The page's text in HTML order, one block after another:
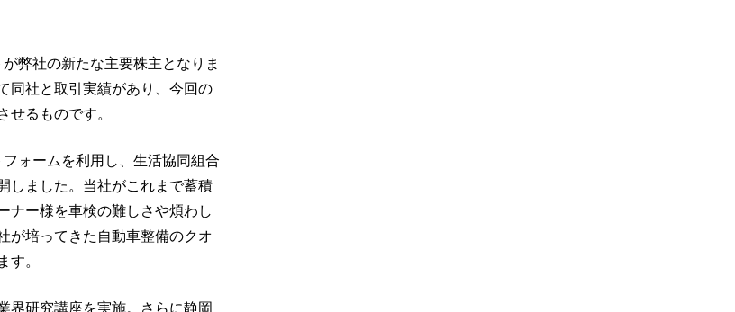
弊社の新たな主要株主となりま
同社と取引実績があり、今回の
せるものです。
ォームを利用し、生活協同組合
しました。当社がこれまで蓄積
ナー様を車検の難しさや煩わし
が培ってきた自動車整備のクオ
す。
界研究講座を実施。さらに静岡